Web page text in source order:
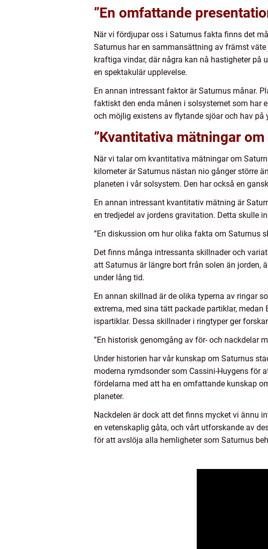
”En omfattande
När vi fördjupar oss i Saturnus fakta finns det
Saturnus har en sammansättning av främst
kraftiga vindar, där några kan nå hastigheter
en spektakulär upplevelse.
En annan intressant faktor är Saturnus månar.
faktiskt den enda månen i solsystemet som har
och möjlig existens av flytande sjöar och hav
”Kvantitativa mätningar
När vi talar om kvantitativa mätningar om
kilometer är Saturnus nästan nio gånger större
planeten i vår solsystem. Den har också en
En annan intressant kvantitativ mätning är
en tredjedel av jordens gravitation. Detta skulle
”En diskussion om hur olika fakta om Saturnus
Det finns många intressanta skillnader och
att Saturnus är längre bort från solen än jorden,
under lång tid.
En annan skillnad är de olika typerna av ringar
extrema, med sina tätt packade partiklar,
ispartiklar. Dessa skillnader i ringtyper ger
”En historisk genomgång av för- och nackdelar
Under historien har vår kunskap om Saturnus
moderna rymdsonder som Cassini-Huygens för
fördelarna med att ha en omfattande kunskap
planeter.
Nackdelen är dock att det finns mycket vi ännu
en vetenskaplig gåta, och vårt utforskande av
för att avslöja alla hemligheter som Saturnus